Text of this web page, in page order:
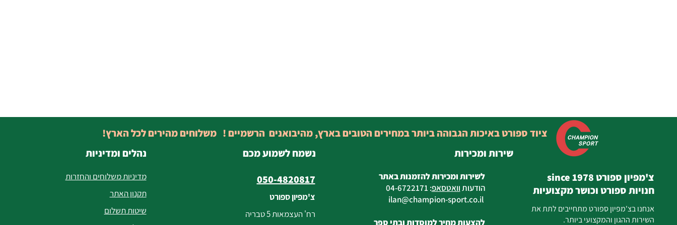
נהלים ומדיניות
מדיניות משלוחים והחזרות
תקנון האתר
שיטות תשלום
נשמח לשמוע מכם
050-4820817
צ'מפיון ספורט
רח' העצמאות 5 טבריה
לשירות ומכירות להזמנות באתר
הודעותוואטסאפ:
04-6722171
ilan
@champion-sport.co.il
להצעות מחיר למוסדות ובתי ספר
צ'מפיון ספורט since 1978
חנויות ספורט וכושר מקצועיות
אנחנו בצ'מפיון ספורט מתחייבים לתת את
השירות ההגון והמקצועי ביותר.
שירות ומכירות
ציוד ספורט באיכות הגבוהה ביותר במחירים הטובים בארץ, מהיבואנים הרשמיים ! משלוחים מהירים לכל הארץ!